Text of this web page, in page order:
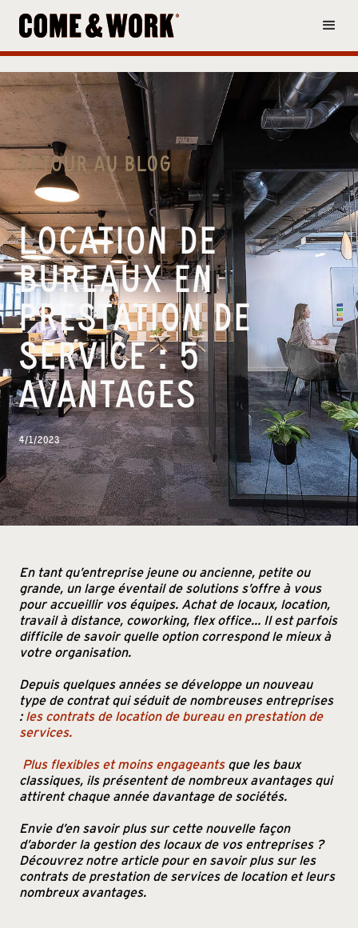
RETOUR AU BLOG
LOCATION DE
BUREAUX EN
PRESTATION DE
SERVICE : 5
AVANTAGES
4/1/2023
En tant qu’entreprise jeune ou ancienne, petite ou
grande, un large éventail de solutions s’offre à vous
pour accueillir vos équipes. Achat de locaux, location,
travail à distance, coworking, flex office… Il est parfois
difficile de savoir quelle option correspond le mieux à
votre organisation.
Depuis quelques années se développe un nouveau
type de contrat qui séduit de nombreuses entreprises
:les contrats de location de bureau en prestation de
services.
Plus flexibles et moins engageantsque les baux
classiques, ils présentent de nombreux avantages qui
attirent chaque année davantage de sociétés.
Envie d’en savoir plus sur cette nouvelle façon
d’aborder la gestion des locaux de vos entreprises ?
Découvrez notre article pour en savoir plus sur les
contrats de prestation de services de location et leurs
nombreux avantages.